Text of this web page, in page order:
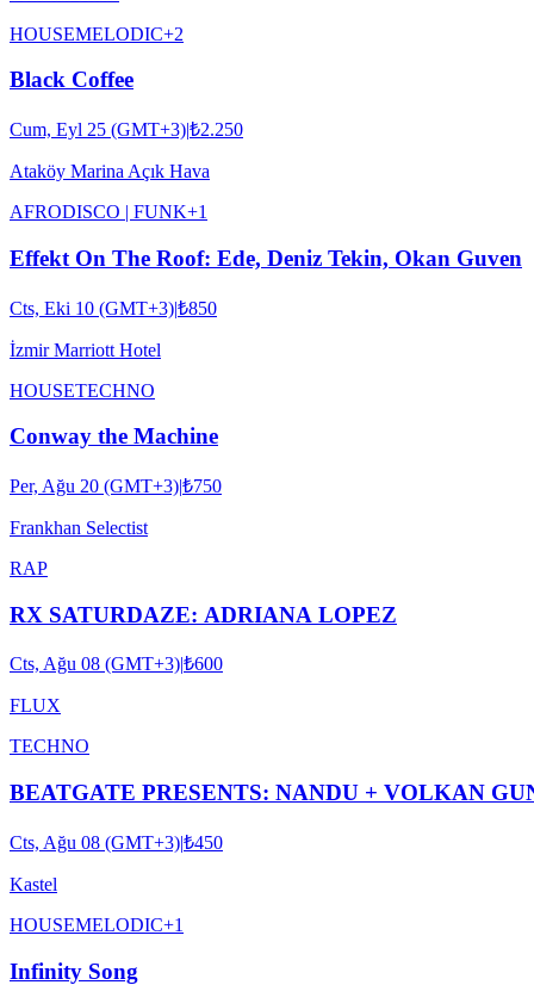
HOUSEMELODIC+2
Black Coffee
Cum, Eyl 25 (GMT+3)|₺2.250
Ataköy Marina Açık Hava
AFRODISCO | FUNK+1
Effekt On The Roof: Ede, Deniz Tekin, Okan Guven
Cts, Eki 10 (GMT+3)|₺850
İzmir Marriott Hotel
HOUSETECHNO
Conway the Machine
Per, Ağu 20 (GMT+3)|₺750
Frankhan Selectist
RAP
RX SATURDAZE: ADRIANA LOPEZ
Cts, Ağu 08 (GMT+3)|₺600
FLUX
TECHNO
BEATGATE PRESENTS: NANDU + VOLKAN
Cts, Ağu 08 (GMT+3)|₺450
Kastel
HOUSEMELODIC+1
Infinity Song